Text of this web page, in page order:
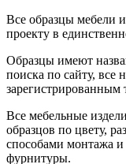
Все образцы мебели
проекту в
Образцы имеют
поиска по сайту, все
зарегистрированным
Все мебельные
образцов по цвету,
способами монтажа
фурнитуры.